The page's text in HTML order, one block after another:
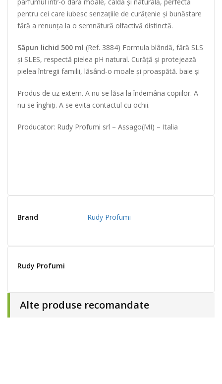
pentru cei care iubesc senzațiile de curățenie și bunăstare
fără a renunța la o semnătură olfactivă distinctă.
Săpun lichid 500 ml (Ref. 3884) Formula blândă, fără SLS
și SLES, respectă pielea pH natural. Curăță și protejează
pielea întregii familii, lăsând-o moale și proaspătă. baie și
Produs de uz extern. A nu se lăsa la îndemâna copiilor. A
nu se înghiți. A se evita contactul cu ochii.
Producator: Rudy Profumi srl – Assago(MI) – Italia
Brand Rudy Profumi
Rudy Profumi
Alte produse recomandate